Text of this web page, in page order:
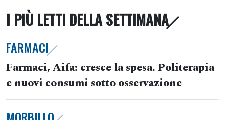
I PIÙ LETTI DELLA SETTIMANA
FARMACI
Farmaci, Aifa: cresce la spesa. Politerapia
e nuovi consumi sotto osservazione